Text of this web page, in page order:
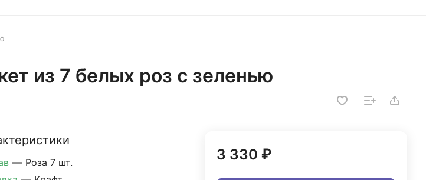
из 7 белых роз с зеленью
— Роза 7 шт.
3 330 ₽